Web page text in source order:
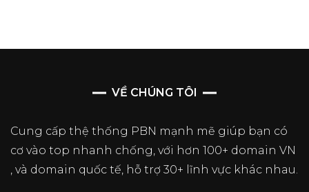
VỀ CHÚNG TÔI
Cung cấp thệ thống PBN mạnh mẽ giúp bạn có
cơ vào top nhanh chống, với hơn 100+ domain VN
, và domain quốc tế, hỗ trợ 30+ lĩnh vực khác nhau.